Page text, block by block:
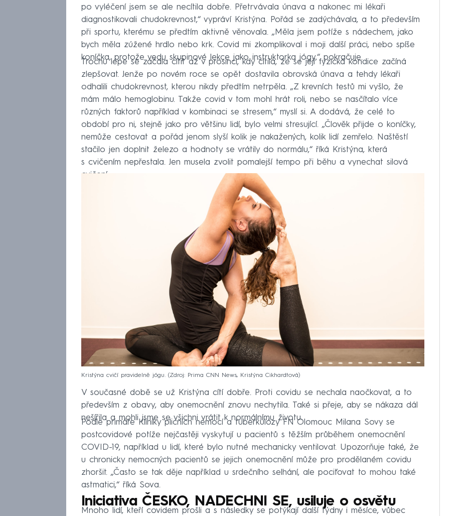
po vyléčení jsem se ale necítila dobře. Přetrvávala únava a nakonec mi lékaři
diagnostikovali chudokrevnost,“ vypráví Kristýna. Pořád se zadýchávala, a to především
při sportu, kterému se předtím aktivně věnovala. „Měla jsem potíže s nádechem, jako
bych měla zúžené hrdlo nebo krk. Covid mi zkomplikoval i moji další práci, nebo spíše
koníčka, protože vedu skupinové lekce jako instruktorka jógy,“ pokračuje.
Trochu lépe se začala cítit až v prosinci, kdy cítila, že se její fyzická kondice začíná
zlepšovat. Jenže po novém roce se opět dostavila obrovská únava a tehdy lékaři
odhalili chudokrevnost, kterou nikdy předtím netrpěla. „Z krevních testů mi vyšlo, že
mám málo hemoglobinu. Takže covid v tom mohl hrát roli, nebo se nasčítalo více
různých faktorů například v kombinaci se stresem,“ myslí si. A dodává, že celé to
období pro ni, stejně jako pro většinu lidí, bylo velmi stresující. „Člověk přijde o koníčky,
nemůže cestovat a pořád jenom slyší kolik je nakažených, kolik lidí zemřelo. Naštěstí
stačilo jen doplnit železo a hodnoty se vrátily do normálu,“ říká Kristýna, která
s cvičením nepřestala. Jen musela zvolit pomalejší tempo při běhu a vynechat silová
cvičení.
Kristýna cvičí pravidelně jógu. Zdroj: Prima CNN News, Kristýna Cikhardtová
V současné době se už Kristýna cítí dobře. Proti covidu se nechala naočkovat, a to
především z obavy, aby onemocnění znovu nechytila. Také si přeje, aby se nákaza dál
nešířila a mohli jsme se všichni vrátit k normálnímu životu.
Podle primáře Kliniky plicních nemocí a tuberkulózy FN Olomouc Milana Sovy se
postcovidové potíže nejčastěji vyskytují u pacientů s těžším průběhem onemocnění
COVID-19, například u lidí, které bylo nutné mechanicky ventilovat. Upozorňuje také, že
u chronicky nemocných pacientů se jejich onemocnění může pro prodělaném covidu
zhoršit. „Často se tak děje například u srdečního selhání, ale pociťovat to mohou také
astmatici,“ říká Sova.
Iniciativa ČESKO, NADECHNI SE, usiluje o osvětu
Mnoho lidí, kteří covidem prošli a s následky se potýkají další týdny i měsíce, vůbec